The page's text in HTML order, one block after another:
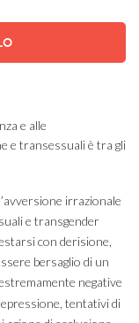
e alle
e transessuali è tra gli
irrazionale
e transgender
con derisione,
bersaglio di un
negative
tentativi di